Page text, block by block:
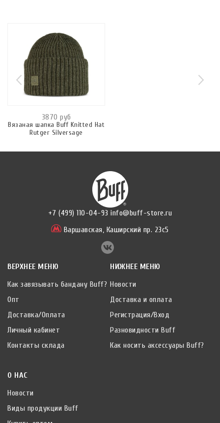
3870 руб
Вязаная шапка Buff Knitted Hat
Rutger Silversage
+7 (499) 110-04-93 info@buff-store.ru
Варшавская, Каширский пр. 23с5
ВЕРХНЕЕ МЕНЮ
Как завязывать бандану Buff?
Опт
Доставка/Оплата
Личный кабинет
Контакты склада
НИЖНЕЕ МЕНЮ
Новости
Доставка и оплата
Регистрация/Вход
Разновидности Buff
Как носить аксессуары Buff?
О НАС
Новости
Виды продукции Buff